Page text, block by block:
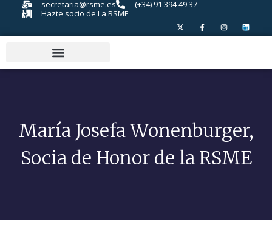
secretaria@rsme.es
(+34) 91 394 49 37
Hazte socio de La RSME
María Josefa Wonenburger,
Socia de Honor de la RSME